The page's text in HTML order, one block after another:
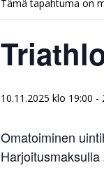
Tämä tapahtuma on
10.11.2025 klo 19:00 -
Omatoiminen
Harjoitusmaksulla